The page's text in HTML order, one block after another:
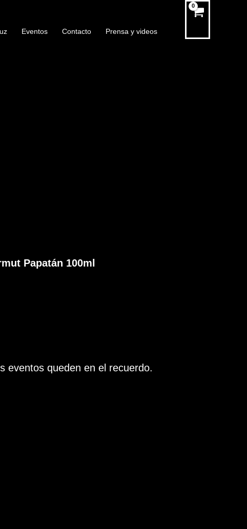
Eventos Contacto Prensa y videos
Papatán 100ml
eventos queden en el recuerdo.